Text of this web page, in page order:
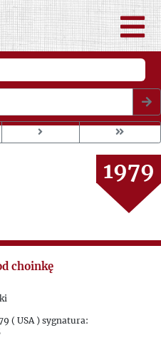
1975
1976
1977
1978
1979
1980
1981
choinkę
( USA ) sygnatura: